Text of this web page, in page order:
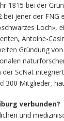
1815 bei der
jener der FNG
Loch»,
Antoine-
Gründung
ScNat
300 Mitglieder,
verbunden?
und